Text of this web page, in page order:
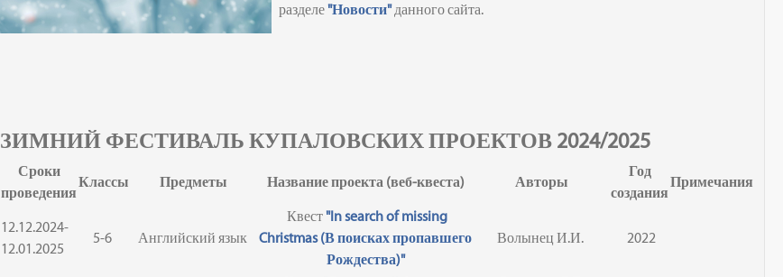
разделе"Новости"данного сайта.
ЗИМНИЙ ФЕСТИВАЛЬ КУПАЛОВСКИХ ПРОЕКТОВ 2024/2025
Сроки
проведения
Классы Предметы Название проекта (веб-квеста) Авторы
Год
создания
Примечания
12.12.2024-
12.01.2025
5-6 Английский язык
Квест"In search of missing
Christmas (В поисках пропавшего
Рождества)"
Волынец И.И. 2022